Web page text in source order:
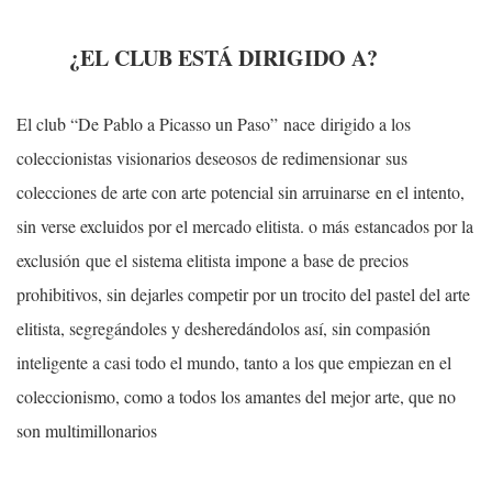
¿EL CLUB ESTÁ DIRIGIDO A?
El club “De Pablo a Picasso un Paso” nace dirigido a los
coleccionistas visionarios deseosos de redimensionar sus
colecciones de arte con arte potencial sin arruinarse en el intento,
sin verse excluidos por el mercado elitista. o más estancados por la
exclusión que el sistema elitista impone a base de precios
prohibitivos, sin dejarles competir por un trocito del pastel del arte
elitista, segregándoles y desheredándolos así, sin compasión
inteligente a casi todo el mundo, tanto a los que empiezan en el
coleccionismo, como a todos los amantes del mejor arte, que no
son multimillonarios